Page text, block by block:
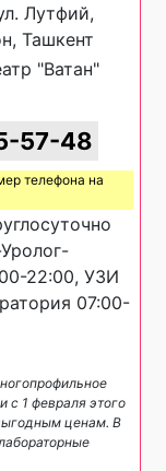
Лутфий,
Ташкент
"Ватан"
57-48
телефона на
22:00, УЗИ
07:00-
с 1 февраля этого
ценам. В